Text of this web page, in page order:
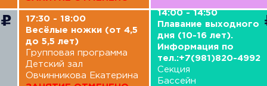
17:30 - 18:00
Весёлые ножки (от 4,5
до 5,5 лет)
Групповая программа
Детский зал
Овчинникова Екатерина
14:00 - 14:50
Плавание выходного
дня (10-16 лет).
Информация по
тел.:+7(981)820-4992
Секция
Бассейн